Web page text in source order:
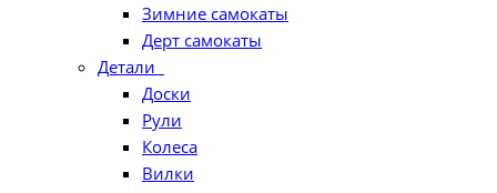
Зимние самокаты
Дерт самокаты
Детали
Доски
Рули
Колеса
Вилки